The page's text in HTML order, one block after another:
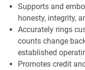
Supports and
honesty, integrity,
Accurately rings
counts change
established
Promotes credit